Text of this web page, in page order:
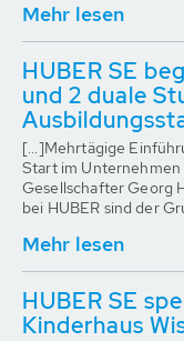
Mehr lesen
HUBER SE
und 2 duale
[...]Mehrtägige
Start im Unternehmen
Gesellschafter Georg
bei HUBER sind der
Mehr lesen
HUBER SE
Kinderhaus